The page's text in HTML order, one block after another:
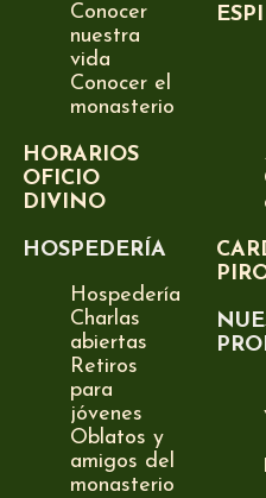
Conocer
nuestra
vida
Conocer el
monasterio
HORARIOS
OFICIO
DIVINO
HOSPEDERÍA
Hospedería
Charlas
abiertas
Retiros
para
jóvenes
Oblatos y
amigos del
monasterio